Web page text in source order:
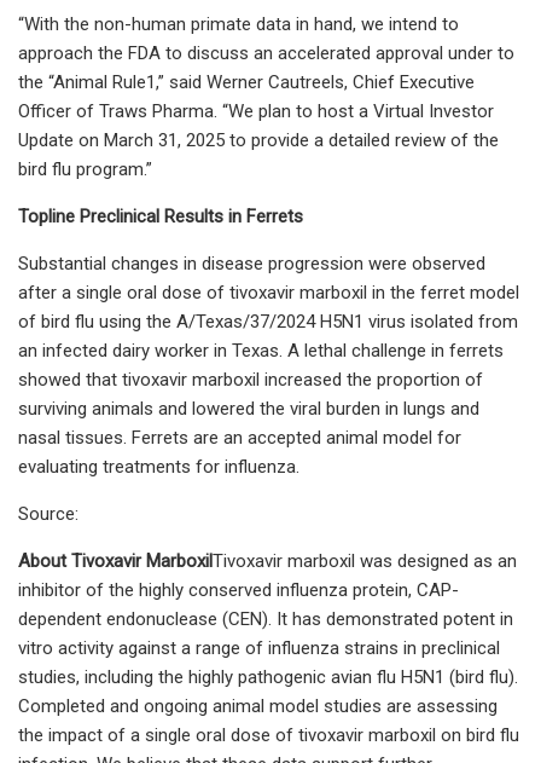
“With the non-human primate data in hand, we intend to
approach the FDA to discuss an accelerated approval under to
the “Animal Rule1,” said Werner Cautreels, Chief Executive
Officer of Traws Pharma. “We plan to host a Virtual Investor
Update on March 31, 2025 to provide a detailed review of the
bird flu program.”
Topline Preclinical Results in Ferrets
Substantial changes in disease progression were observed
after a single oral dose of tivoxavir marboxil in the ferret model
of bird flu using the A/Texas/37/2024 H5N1 virus isolated from
an infected dairy worker in Texas. A lethal challenge in ferrets
showed that tivoxavir marboxil increased the proportion of
surviving animals and lowered the viral burden in lungs and
nasal tissues. Ferrets are an accepted animal model for
evaluating treatments for influenza.
Source:
About Tivoxavir MarboxilTivoxavir marboxil was designed as an
inhibitor of the highly conserved influenza protein, CAP-
dependent endonuclease (CEN). It has demonstrated potent in
vitro activity against a range of influenza strains in preclinical
studies, including the highly pathogenic avian flu H5N1 (bird flu).
Completed and ongoing animal model studies are assessing
the impact of a single oral dose of tivoxavir marboxil on bird flu